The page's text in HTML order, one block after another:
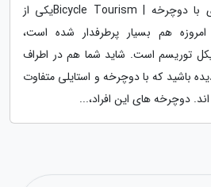
سایکل توریسم یا گردشگری با دوچرخه | Bicycle Tourismیکی از
هم بسیار پرطرفدار شده است،
توریسم است. شاید شما هم در اطراف
باشید که با دوچرخه و استایلی متفاوت
دوچرخه های این افراد،...